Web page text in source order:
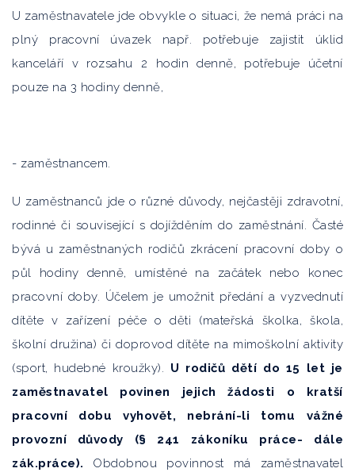
U zaměstnavatele jde obvykle o situaci, že nemá práci na
plný pracovní úvazek např. potřebuje zajistit úklid
kanceláří v rozsahu 2 hodin denně, potřebuje účetní
pouze na 3 hodiny denně,
- zaměstnancem.
U zaměstnanců jde o různé důvody, nejčastěji zdravotní,
rodinné či související s dojížděním do zaměstnání. Časté
bývá u zaměstnaných rodičů zkrácení pracovní doby o
půl hodiny denně, umístěné na začátek nebo konec
pracovní doby. Účelem je umožnit předání a vyzvednutí
dítěte v zařízení péče o děti (mateřská školka, škola,
školní družina) či doprovod dítěte na mimoškolní aktivity
(sport, hudebné kroužky). U rodičů dětí do 15 let je
zaměstnavatel povinen jejich žádosti o kratší
pracovní dobu vyhovět, nebrání-li tomu vážné
provozní důvody (§ 241 zákoníku práce- dále
zák.práce). Obdobnou povinnost má zaměstnavatel